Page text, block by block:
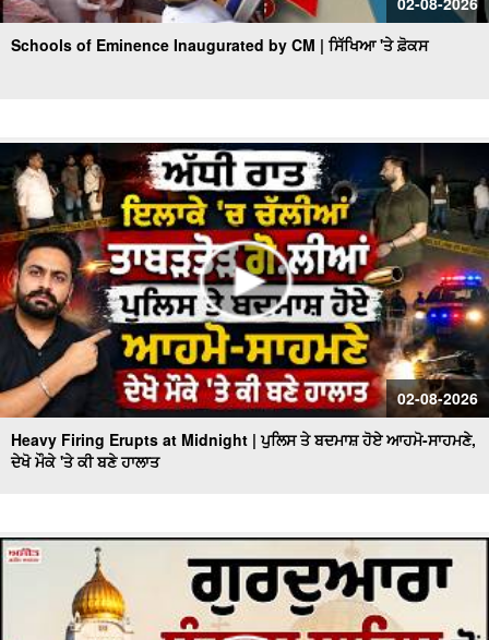
Schools of Eminence Inaugurated by CM | ਸਿੱਖਿਆ 'ਤੇ ਫ਼ੋਕਸ
02-08-2026
Heavy Firing Erupts at Midnight | ਪੁਲਿਸ ਤੇ ਬਦਮਾਸ਼ ਹੋਏ ਆਹਮੋ-ਸਾਹਮਣੇ,
ਦੇਖੋ ਮੌਕੇ 'ਤੇ ਕੀ ਬਣੇ ਹਾਲਾਤ